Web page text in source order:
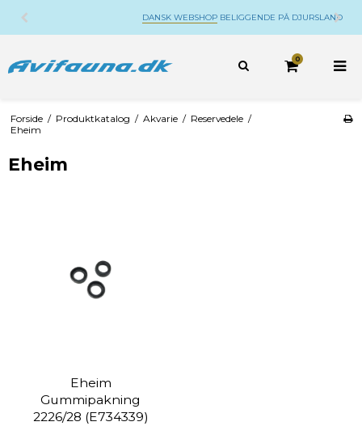
DANSK WEBSHOPBELIGGENDE PÅ DJURSLAND
0
Forside / Produktkatalog / Akvarie / Reservedele /
Eheim
Eheim
Eheim
Gummipakning
2226/28 (E734339)